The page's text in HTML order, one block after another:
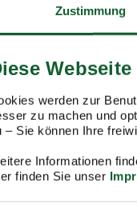
Zustimmung
werden zur
zu machen und
– Sie können Ihre
Informationen
finden Sie unser
Seite
Ihr
(inkl.